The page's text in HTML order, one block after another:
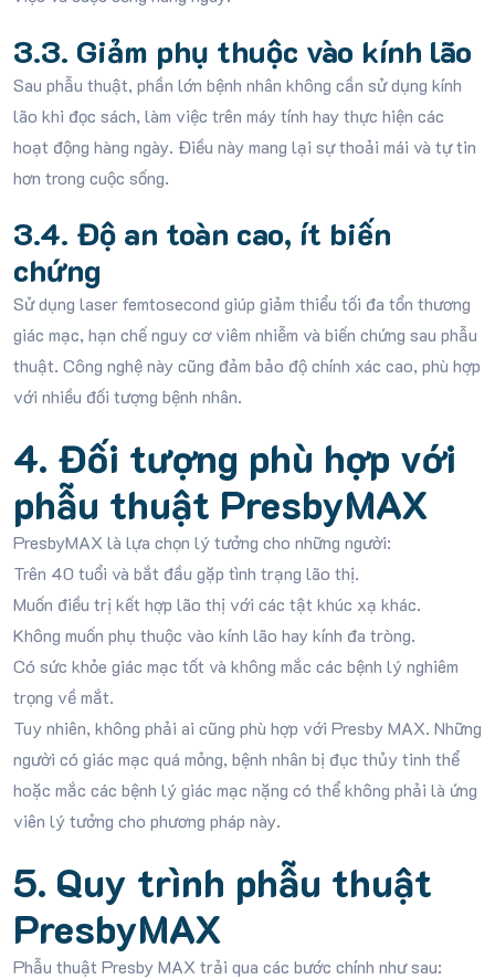
3.3. Giảm phụ thuộc vào kính lão
Sau phẫu thuật, phần lớn bệnh nhân không cần sử dụng kính
lão khi đọc sách, làm việc trên máy tính hay thực hiện các
hoạt động hàng ngày. Điều này mang lại sự thoải mái và tự tin
hơn trong cuộc sống.
3.4. Độ an toàn cao, ít biến
chứng
Sử dụng laser femtosecond giúp giảm thiểu tối đa tổn thương
giác mạc, hạn chế nguy cơ viêm nhiễm và biến chứng sau phẫu
thuật. Công nghệ này cũng đảm bảo độ chính xác cao, phù hợp
với nhiều đối tượng bệnh nhân.
4. Đối tượng phù hợp với
phẫu thuật PresbyMAX
PresbyMAX là lựa chọn lý tưởng cho những người:
Trên 40 tuổi và bắt đầu gặp tình trạng lão thị.
Muốn điều trị kết hợp lão thị với các tật khúc xạ khác.
Không muốn phụ thuộc vào kính lão hay kính đa tròng.
Có sức khỏe giác mạc tốt và không mắc các bệnh lý nghiêm
trọng về mắt.
Tuy nhiên, không phải ai cũng phù hợp với Presby MAX. Những
người có giác mạc quá mỏng, bệnh nhân bị đục thủy tinh thể
hoặc mắc các bệnh lý giác mạc nặng có thể không phải là ứng
viên lý tưởng cho phương pháp này.
5. Quy trình phẫu thuật
PresbyMAX
Phẫu thuật Presby MAX trải qua các bước chính như sau: